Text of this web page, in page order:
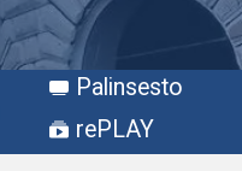
Palinsesto
rePLAY